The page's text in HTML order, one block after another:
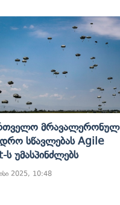
Მრავალერონულ
Სწავლებას Agile
Უმასპინძლებს
2025, 10:48